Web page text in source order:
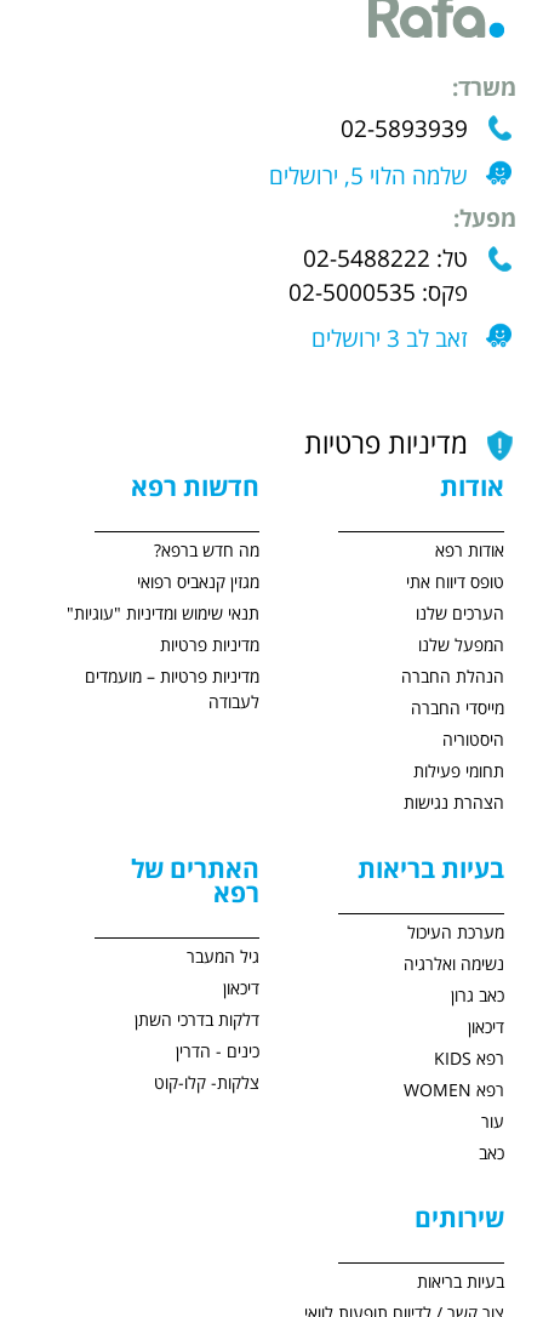
משרד:
02-5893939
שלמה הלוי 5, ירושלים
מפעל:
טל: 02-5488222
פקס: 02-5000535
זאב לב 3 ירושלים
מדיניות פרטיות
אודות
אודות רפא
טופס דיווח אתי
הערכים שלנו
המפעל שלנו
הנהלת החברה
מייסדי החברה
היסטוריה
תחומי פעילות
הצהרת נגישות
חדשות רפא
מה חדש ברפא?
מגזין קנאביס רפואי
תנאי שימוש ומדיניות "עוגיות"
מדיניות פרטיות
מדיניות פרטיות – מועמדים
לעבודה
בעיות בריאות
מערכת העיכול
נשימה ואלרגיה
כאב גרון
דיכאון
רפא KIDS
רפא WOMEN
עור
כאב
האתרים של
רפא
גיל המעבר
דיכאון
דלקות בדרכי השתן
כינים - הדרין
צלקות- קלו-קוט
שירותים
בעיות בריאות